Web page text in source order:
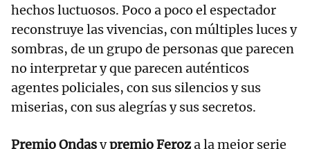
hechos luctuosos. Poco a poco el espectador
reconstruye las vivencias, con múltiples luces y
sombras, de un grupo de personas que parecen
no interpretar y que parecen auténticos
agentes policiales, con sus silencios y sus
miserias, con sus alegrías y sus secretos.
Premio Ondasypremio Feroza la mejor serie